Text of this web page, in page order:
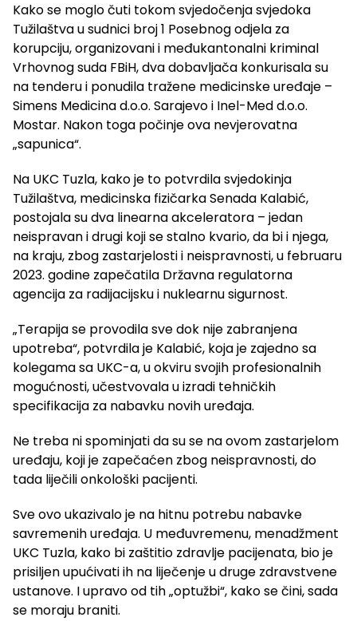
Kako se moglo čuti tokom svjedočenja svjedoka
Tužilaštva u sudnici broj 1 Posebnog odjela za
korupciju, organizovani i međukantonalni kriminal
Vrhovnog suda FBiH, dva dobavljača konkurisala su
na tenderu i ponudila tražene medicinske uređaje –
Simens Medicina d.o.o. Sarajevo i Inel-Med d.o.o.
Mostar. Nakon toga počinje ova nevjerovatna
„sapunica“.
Na UKC Tuzla, kako je to potvrdila svjedokinja
Tužilaštva, medicinska fizičarka Senada Kalabić,
postojala su dva linearna akceleratora – jedan
neispravan i drugi koji se stalno kvario, da bi i njega,
na kraju, zbog zastarjelosti i neispravnosti, u februaru
2023. godine zapečatila Državna regulatorna
agencija za radijacijsku i nuklearnu sigurnost.
„Terapija se provodila sve dok nije zabranjena
upotreba“, potvrdila je Kalabić, koja je zajedno sa
kolegama sa UKC-a, u okviru svojih profesionalnih
mogućnosti, učestvovala u izradi tehničkih
specifikacija za nabavku novih uređaja.
Ne treba ni spominjati da su se na ovom zastarjelom
uređaju, koji je zapečaćen zbog neispravnosti, do
tada liječili onkološki pacijenti.
Sve ovo ukazivalo je na hitnu potrebu nabavke
savremenih uređaja. U međuvremenu, menadžment
UKC Tuzla, kako bi zaštitio zdravlje pacijenata, bio je
prisiljen upućivati ih na liječenje u druge zdravstvene
ustanove. I upravo od tih „optužbi“, kako se čini, sada
se moraju braniti.